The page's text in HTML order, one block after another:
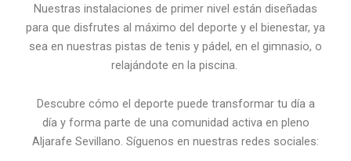
Nuestras instalaciones de primer nivel están diseñadas
para que disfrutes al máximo del deporte y el bienestar, ya
sea en nuestras pistas de tenis y pádel, en el gimnasio, o
relajándote en la piscina.
Descubre cómo el deporte puede transformar tu día a
día y forma parte de una comunidad activa en pleno
Aljarafe Sevillano. Síguenos en nuestras redes sociales: